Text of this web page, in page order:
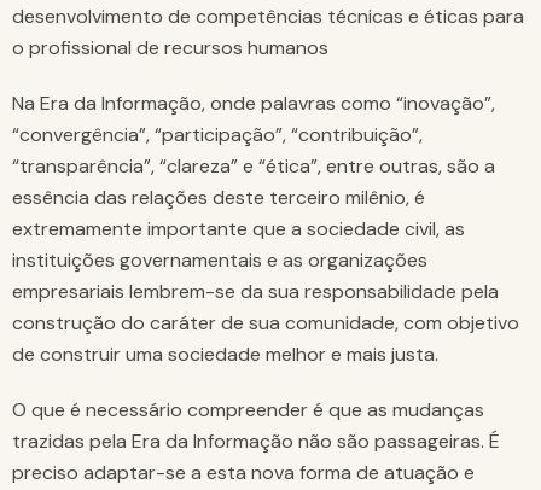
desenvolvimento de competências técnicas e éticas para
o profissional de recursos humanos
Na Era da Informação, onde palavras como “inovação”,
“convergência”, “participação”, “contribuição”,
“transparência”, “clareza” e “ética”, entre outras, são a
essência das relações deste terceiro milênio, é
extremamente importante que a sociedade civil, as
instituições governamentais e as organizações
empresariais lembrem-se da sua responsabilidade pela
construção do caráter de sua comunidade, com objetivo
de construir uma sociedade melhor e mais justa.
O que é necessário compreender é que as mudanças
trazidas pela Era da Informação não são passageiras. É
preciso adaptar-se a esta nova forma de atuação e